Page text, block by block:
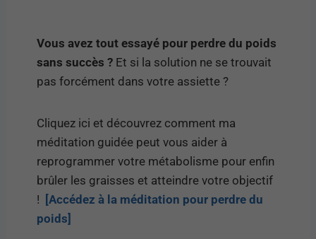
Vous avez tout essayé pour perdre du poids
sans succès ? Et si la solution ne se trouvait
pas forcément dans votre assiette ?
Cliquez ici et découvrez comment ma
méditation guidée peut vous aider à
reprogrammer votre métabolisme pour enfin
brûler les graisses et atteindre votre objectif
! [Accédez à la méditation pour perdre du
poids]